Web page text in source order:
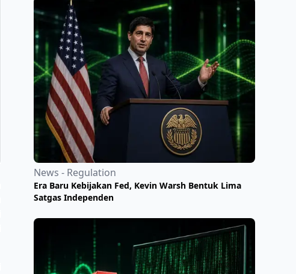
News - Regulation
Era Baru Kebijakan Fed, Kevin Warsh Bentuk Lima
Satgas Independen